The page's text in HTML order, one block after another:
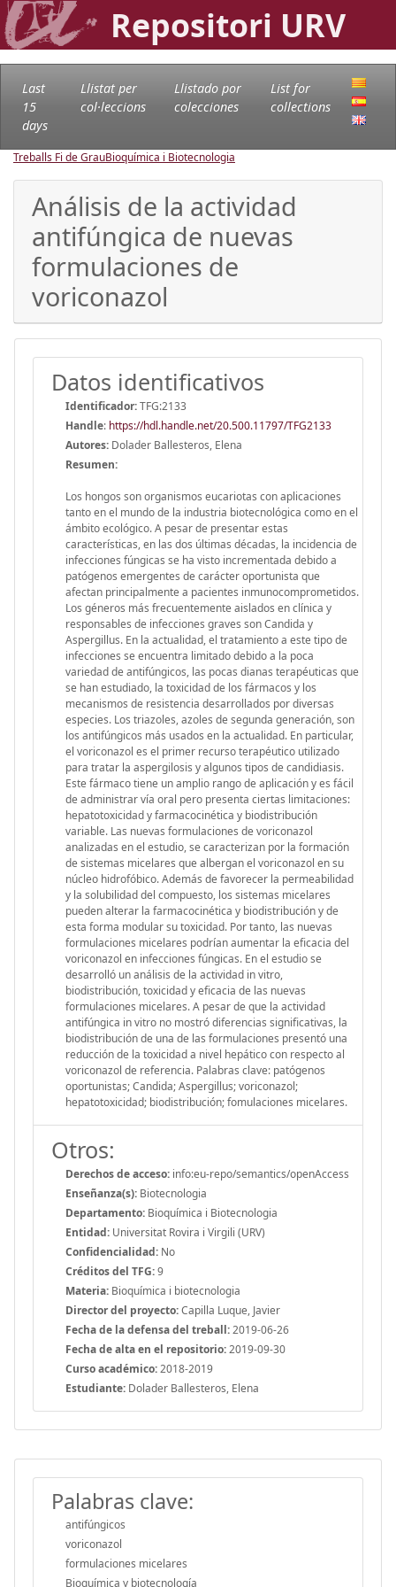
Repositori URV
Last
15
days
Llistat per
col·leccions
Llistado por
colecciones
List for
collections
Treballs Fi de GrauBioquímica i Biotecnologia
Análisis de la actividad
antifúngica de nuevas
formulaciones de
voriconazol
Datos identificativos
Identificador:TFG:2133
Handle: https://hdl.handle.net/20.500.11797/TFG2133
Autores: Dolader Ballesteros, Elena
Resumen:
Los hongos son organismos eucariotas con aplicaciones
tanto en el mundo de la industria biotecnológica como en el
ámbito ecológico. A pesar de presentar estas
características, en las dos últimas décadas, la incidencia de
infecciones fúngicas se ha visto incrementada debido a
patógenos emergentes de carácter oportunista que
afectan principalmente a pacientes inmunocomprometidos.
Los géneros más frecuentemente aislados en clínica y
responsables de infecciones graves son Candida y
Aspergillus. En la actualidad, el tratamiento a este tipo de
infecciones se encuentra limitado debido a la poca
variedad de antifúngicos, las pocas dianas terapéuticas que
se han estudiado, la toxicidad de los fármacos y los
mecanismos de resistencia desarrollados por diversas
especies. Los triazoles, azoles de segunda generación, son
los antifúngicos más usados en la actualidad. En particular,
el voriconazol es el primer recurso terapéutico utilizado
para tratar la aspergilosis y algunos tipos de candidiasis.
Este fármaco tiene un amplio rango de aplicación y es fácil
de administrar vía oral pero presenta ciertas limitaciones:
hepatotoxicidad y farmacocinética y biodistribución
variable. Las nuevas formulaciones de voriconazol
analizadas en el estudio, se caracterizan por la formación
de sistemas micelares que albergan el voriconazol en su
núcleo hidrofóbico. Además de favorecer la permeabilidad
y la solubilidad del compuesto, los sistemas micelares
pueden alterar la farmacocinética y biodistribución y de
esta forma modular su toxicidad. Por tanto, las nuevas
formulaciones micelares podrían aumentar la eficacia del
voriconazol en infecciones fúngicas. En el estudio se
desarrolló un análisis de la actividad in vitro,
biodistribución, toxicidad y eficacia de las nuevas
formulaciones micelares. A pesar de que la actividad
antifúngica in vitro no mostró diferencias significativas, la
biodistribución de una de las formulaciones presentó una
reducción de la toxicidad a nivel hepático con respecto al
voriconazol de referencia. Palabras clave: patógenos
oportunistas; Candida; Aspergillus; voriconazol;
hepatotoxicidad; biodistribución; fomulaciones micelares.
Otros:
Derechos de acceso: info:eu-repo/semantics/openAccess
Enseñanza(s): Biotecnologia
Departamento: Bioquímica i Biotecnologia
Entidad: Universitat Rovira i Virgili (URV)
Confidencialidad: No
Créditos del TFG:9
Materia: Bioquímica i biotecnologia
Director del proyecto:Capilla Luque, Javier
Fecha de la defensa del treball:2019-06-26
Fecha de alta en el repositorio:2019-09-30
Curso académico:2018-2019
Estudiante: Dolader Ballesteros, Elena
Palabras clave:
antifúngicos
voriconazol
formulaciones micelares
Bioquímica y biotecnología